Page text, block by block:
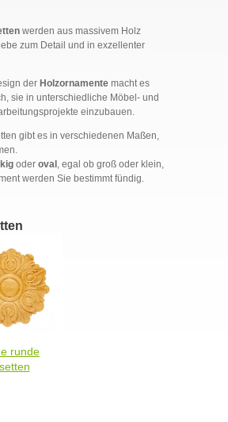
werden aus massivem Holz
zum Detail und in exzellenter
der Holzornamente macht es
sie in unterschiedliche Möbel- und
einzubauen.
gibt es in verschiedenen Maßen,
oder oval , egal ob groß oder klein,
werden Sie bestimmt fündig.
runde